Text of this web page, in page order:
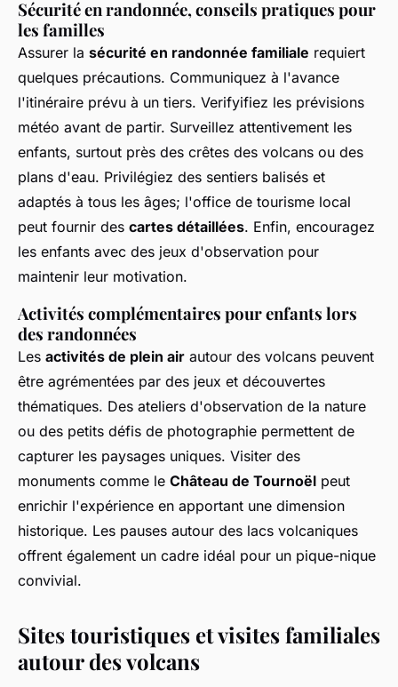
Sécurité en randonnée, conseils pratiques pour
les familles
Assurer la sécurité en randonnée familiale requiert
quelques précautions. Communiquez à l'avance
l'itinéraire prévu à un tiers. Verifyifiez les prévisions
météo avant de partir. Surveillez attentivement les
enfants, surtout près des crêtes des volcans ou des
plans d'eau. Privilégiez des sentiers balisés et
adaptés à tous les âges; l'office de tourisme local
peut fournir des cartes détaillées. Enfin, encouragez
les enfants avec des jeux d'observation pour
maintenir leur motivation.
Activités complémentaires pour enfants lors
des randonnées
Les activités de plein air autour des volcans peuvent
être agrémentées par des jeux et découvertes
thématiques. Des ateliers d'observation de la nature
ou des petits défis de photographie permettent de
capturer les paysages uniques. Visiter des
monuments comme le Château de Tournoël peut
enrichir l'expérience en apportant une dimension
historique. Les pauses autour des lacs volcaniques
offrent également un cadre idéal pour un pique-nique
convivial.
Sites touristiques et visites familiales
autour des volcans